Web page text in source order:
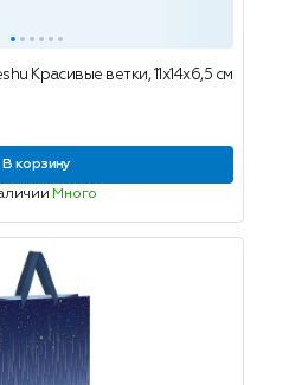
Красивые ветки, 11х14х6,5 см
В корзину
Много